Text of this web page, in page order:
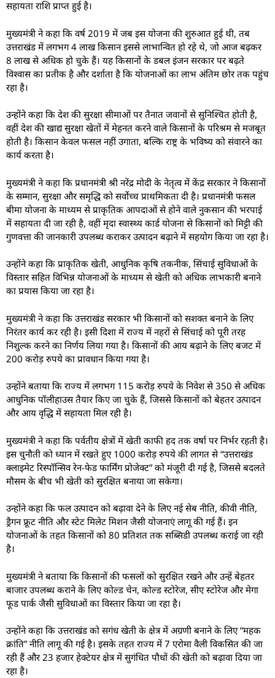
सहायता राशि प्राप्त हुई है।
मुख्यमंत्री ने कहा कि वर्ष 2019 में जब इस योजना की शुरुआत हुई थी, तब
उत्तराखंड में लगभग 4 लाख किसान इससे लाभान्वित हो रहे थे, जो आज बढ़कर
8 लाख से अधिक हो चुके हैं। यह किसानों के डबल इंजन सरकार पर बढ़ते
विश्वास का प्रतीक है और दर्शाता है कि योजनाओं का लाभ अंतिम छोर तक पहुंच
रहा है।
उन्होंने कहा कि देश की सुरक्षा सीमाओं पर तैनात जवानों से सुनिश्चित होती है,
वहीं देश की खाद्य सुरक्षा खेतों में मेहनत करने वाले किसानों के परिश्रम से मजबूत
होती है। किसान केवल फसल नहीं उगाता, बल्कि राष्ट्र के भविष्य को संवारने का
कार्य करता है।
मुख्यमंत्री ने कहा कि प्रधानमंत्री श्री नरेंद्र मोदी के नेतृत्व में केंद्र सरकार ने किसानों
के सम्मान, सुरक्षा और समृद्धि को सर्वाेच्च प्राथमिकता दी है। प्रधानमंत्री फसल
बीमा योजना के माध्यम से प्राकृतिक आपदाओं से होने वाले नुकसान की भरपाई
में सहायता दी जा रही है, वहीं मृदा स्वास्थ्य कार्ड योजना से किसानों को मिट्टी की
गुणवत्ता की जानकारी उपलब्ध कराकर उत्पादन बढ़ाने में सहयोग किया जा रहा है।
उन्होंने कहा कि प्राकृतिक खेती, आधुनिक कृषि तकनीक, सिंचाई सुविधाओं के
विस्तार सहित विभिन्न योजनाओं के माध्यम से खेती को अधिक लाभकारी बनाने
का प्रयास किया जा रहा है।
मुख्यमंत्री ने कहा कि उत्तराखंड सरकार भी किसानों को सशक्त बनाने के लिए
निरंतर कार्य कर रही है। इसी दिशा में राज्य में नहरों से सिंचाई को पूरी तरह
निशुल्क करने का निर्णय लिया गया है। किसानों की आय बढ़ाने के लिए बजट में
200 करोड़ रुपये का प्रावधान किया गया है।
उन्होंने बताया कि राज्य में लगभग 115 करोड़ रुपये के निवेश से 350 से अधिक
आधुनिक पॉलीहाउस तैयार किए जा चुके हैं, जिससे किसानों को बेहतर उत्पादन
और आय वृद्धि में सहायता मिल रही है।
मुख्यमंत्री ने कहा कि पर्वतीय क्षेत्रों में खेती काफी हद तक वर्षा पर निर्भर रहती है।
इस चुनौती को ध्यान में रखते हुए 1000 करोड़ रुपये की लागत से “उत्तराखंड
क्लाइमेट रिस्पॉन्सिव रेन-फेड फार्मिंग प्रोजेक्ट” को मंजूरी दी गई है, जिससे बदलते
मौसम के बीच भी खेती को सुरक्षित बनाया जा सकेगा।
उन्होंने कहा कि फल उत्पादन को बढ़ावा देने के लिए नई सेब नीति, कीवी नीति,
ड्रैगन फ्रूट नीति और स्टेट मिलेट मिशन जैसी योजनाएं लागू की गई हैं। इन
योजनाओं के तहत किसानों को 80 प्रतिशत तक सब्सिडी उपलब्ध कराई जा रही
है।
मुख्यमंत्री ने बताया कि किसानों की फसलों को सुरक्षित रखने और उन्हें बेहतर
बाजार उपलब्ध कराने के लिए कोल्ड चेन, कोल्ड स्टोरेज, सीए स्टोरेज और मेगा
फूड पार्क जैसी सुविधाओं का विस्तार किया जा रहा है।
उन्होंने कहा कि उत्तराखंड को सगंध खेती के क्षेत्र में अग्रणी बनाने के लिए “महक
क्रांति” नीति लागू की गई है। इसके तहत राज्य में 7 एरोमा वैली विकसित की जा
रही हैं और 23 हजार हेक्टेयर क्षेत्र में सुगंधित पौधों की खेती को बढ़ावा दिया जा
रहा है।